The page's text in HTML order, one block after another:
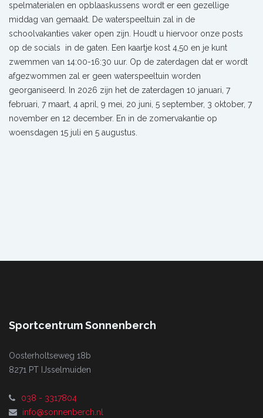
spelmaterialen en opblaaskussens wordt er een gezellige
middag van gemaakt. De waterspeeltuin zal in de
schoolvakanties vaker open zijn. Houdt u hiervoor onze posts
op de socials in de gaten. Een kaartje kost 4,50 en je kunt
zwemmen van 14:00-16:30 uur. Op de zaterdagen dat er wordt
afgezwommen zal er geen waterspeeltuin worden
georganiseerd. In 2026 zijn het de zaterdagen 10 januari, 7
februari, 7 maart, 4 april, 9 mei, 20 juni, 5 september, 3 oktober, 7
november en 12 december. En in de zomervakantie op
woensdagen 15 juli en 5 augustus.
Sportcentrum Sonnenberch
Oosterholtseweg 18b
8271 PT IJsselmuiden
038 - 3317804
info@sonnenberch.nl